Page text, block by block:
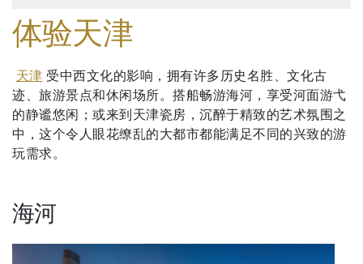
体验天津
天津 受中西文化的影响，拥有许多历史名胜、文化古
迹、旅游景点和休闲场所。搭船畅游海河，享受河面游弋
的静谧悠闲；或来到天津瓷房，沉醉于精致的艺术氛围之
中，这个令人眼花缭乱的大都市都能满足不同的兴致的游
玩需求。
海河